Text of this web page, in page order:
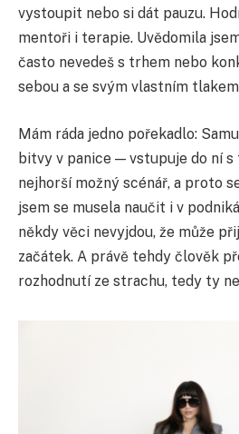
vystoupit nebo si dát pauzu.
mentoři i terapie. Uvědomila
často nevedeš s trhem nebo
sebou a se svým vlastním
Mám ráda jedno pořekadlo:
bitvy v panice — vstupuje do ní s
nejhorší možný scénář, a proto
jsem se musela naučit i v
někdy věci nevyjdou, že může
začátek. A právě tehdy člověk
rozhodnutí ze strachu, tedy ty